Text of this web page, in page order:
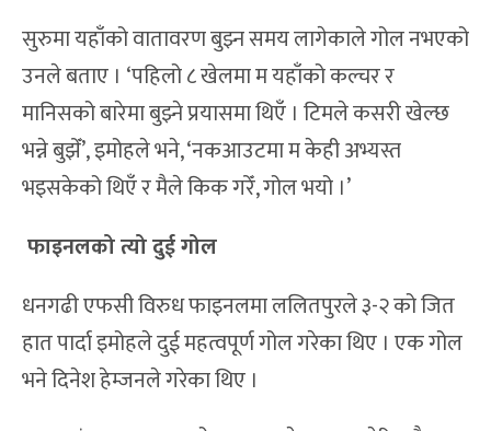
सुरुमा यहाँको वातावरण बुझ्न समय लागेकाले गोल नभएको
उनले बताए । ‘पहिलो ८ खेलमा म यहाँको कल्चर र
मानिसको बारेमा बुझ्ने प्रयासमा थिएँ । टिमले कसरी खेल्छ
भन्ने बुझेँ’, इमोहले भने, ‘नकआउटमा म केही अभ्यस्त
भइसकेको थिएँ र मैले किक गरेँ, गोल भयो ।’
फाइनलको त्यो दुई गोल
धनगढी एफसी विरुध फाइनलमा ललितपुरले ३-२ को जित
हात पार्दा इमोहले दुई महत्वपूर्ण गोल गरेका थिए । एक गोल
भने दिनेश हेम्जनले गरेका थिए ।